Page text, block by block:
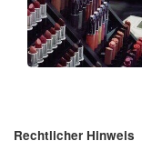
Rechtlicher Hinweis